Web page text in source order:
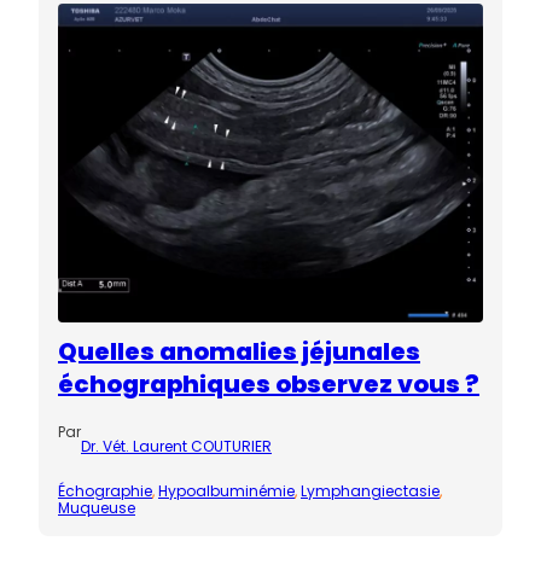
Quelles anomalies jéjunales
échographiques observez vous ?
Par
Dr. Vét. Laurent COUTURIER
Échographie, Hypoalbuminémie, Lymphangiectasie,
Muqueuse